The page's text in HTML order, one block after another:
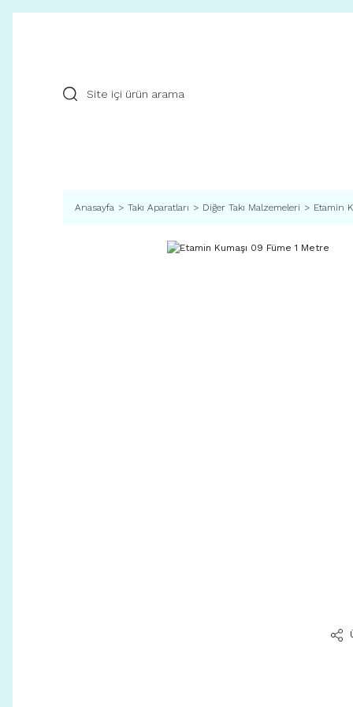
Anasayfa Takı Aparatları Diğer Takı Malzemeleri Etamin